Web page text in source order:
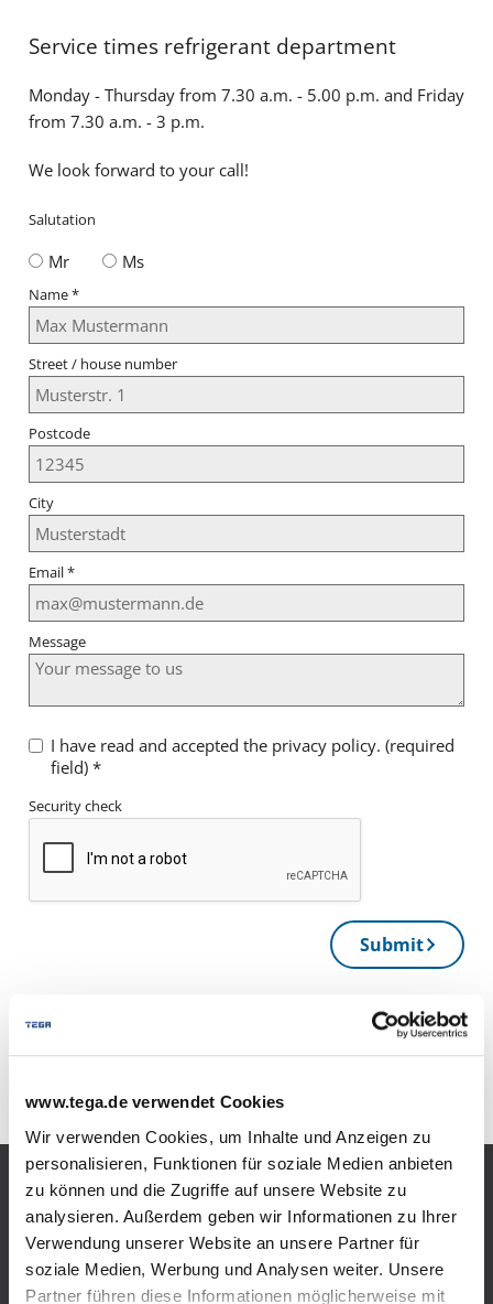
www.tega.de verwendet Cookies
Wir verwenden Cookies, um Inhalte und Anzeigen zu
personalisieren, Funktionen für soziale Medien anbieten
zu können und die Zugriffe auf unsere Website zu
analysieren. Außerdem geben wir Informationen zu Ihrer
Verwendung unserer Website an unsere Partner für
soziale Medien, Werbung und Analysen weiter. Unsere
Partner führen diese Informationen möglicherweise mit
Service times refrigerant department
Monday - Thursday from 7.30 a.m. - 5.00 p.m. and Friday
from 7.30 a.m. - 3 p.m.
We look forward to your call!
Salutation
Mr Ms
Name*
Street / house number
Postcode
City
Email*
Message
I have read and accepted the privacy policy. (required
field) *
Security check
Submit
Products
Bulk LPG